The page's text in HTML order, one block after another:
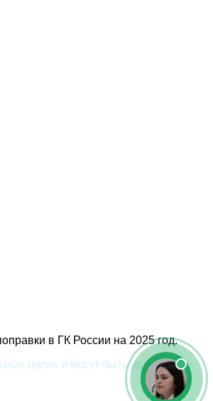
в ГК России на 2025 год.
целях и могут быть удалены по